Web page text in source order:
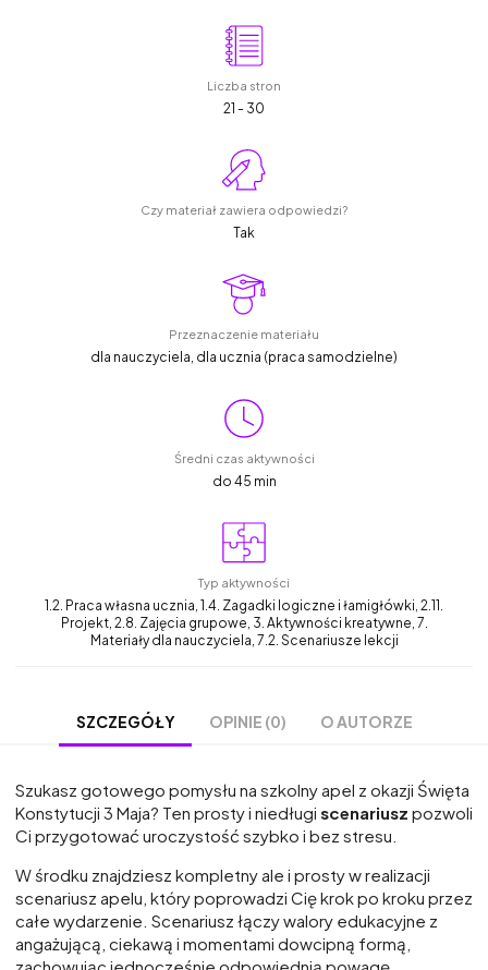
Liczba stron
21 - 30
Czy materiał zawiera odpowiedzi?
Tak
Przeznaczenie materiału
dla nauczyciela, dla ucznia (praca samodzielne)
Średni czas aktywności
do 45 min
Typ aktywności
1.2. Praca własna ucznia, 1.4. Zagadki logiczne i łamigłówki, 2.11.
Projekt, 2.8. Zajęcia grupowe, 3. Aktywności kreatywne, 7.
Materiały dla nauczyciela, 7.2. Scenariusze lekcji
SZCZEGÓŁY OPINIE (0) O AUTORZE
Szukasz gotowego pomysłu na szkolny apel z okazji Święta
Konstytucji 3 Maja? Ten prosty i niedługi scenariusz pozwoli
Ci przygotować uroczystość szybko i bez stresu.
W środku znajdziesz kompletny ale i prosty w realizacji
scenariusz apelu, który poprowadzi Cię krok po kroku przez
całe wydarzenie. Scenariusz łączy walory edukacyjne z
angażującą, ciekawą i momentami dowcipną formą,